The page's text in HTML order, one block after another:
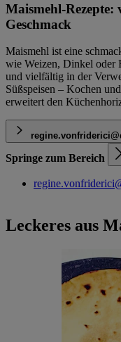
Maismehl-
Geschmack
Maismehl ist eine
wie Weizen, Dinkel oder
und vielfältig in der
Süßspeisen – Kochen
erweitert den
Springe zum Bereich
Leckeres aus